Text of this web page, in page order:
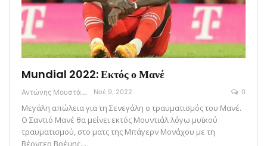
Mundial 2022: Εκτός ο Μανέ
Αντώνης Μουστάκας Νοέ 9, 2022 0
Μεγάλη απώλεια για τη Σενεγάλη ο τραυματισμός του Μανέ.
Ο Σαντιό Μανέ θα μείνει εκτός Μουντιάλ λόγω μυϊκού
τραυματισμού, στο ματς της Μπάγερν Μονάχου με τη
Βέρντερ Βρέμης.…